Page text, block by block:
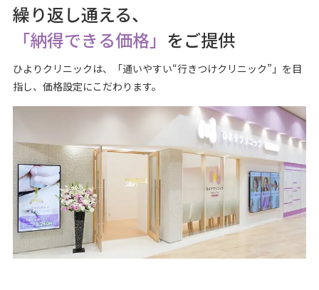
繰り返し通える、
「納得できる価格」 をご提供
ひよりクリニックは、「通いやすい“行きつけクリニック”」を目
指し、価格設定にこだわります。